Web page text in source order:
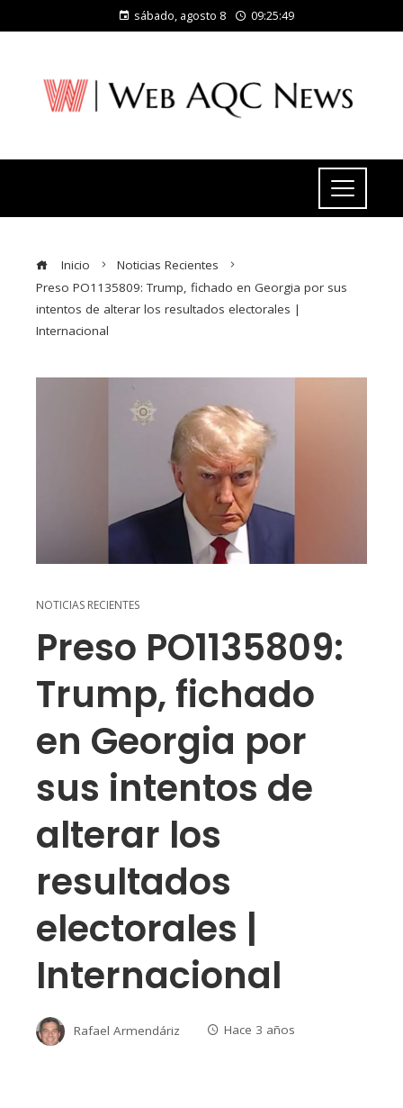
sábado, agosto 8 09:25:50
Inicio
Noticias Recientes
Preso PO1135809: Trump, fichado en Georgia por sus
intentos de alterar los resultados electorales |
Internacional
NOTICIAS RECIENTES
Preso PO1135809:
Trump, fichado
en Georgia por
sus intentos de
alterar los
resultados
electorales |
Internacional
Rafael Armendáriz Hace 3 años